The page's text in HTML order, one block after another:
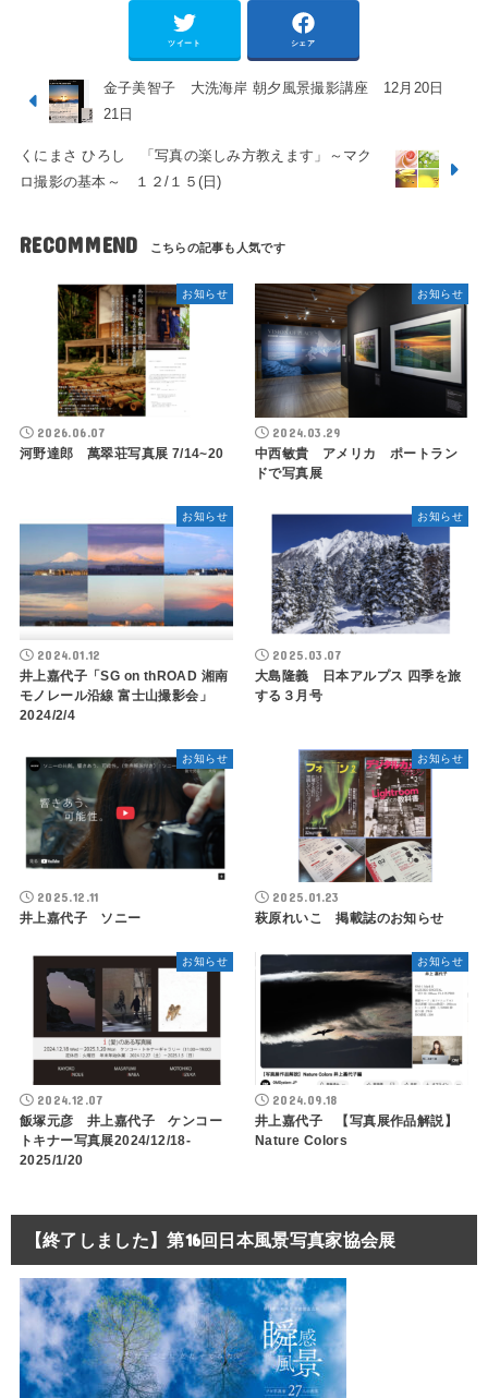
ツイート シェア
金子美智子 大洗海岸 朝夕風景撮影講座 12月20日
21日
くにまさ ひろし 「写真の楽しみ方教えます」～マク
ロ撮影の基本～ １２/１５(日)
RECOMMEND
お知らせ
2026.06.07
河野達郎 萬翠荘写真展 7/14~20
お知らせ
2024.03.29
中西敏貴 アメリカ ポートラン
ドで写真展
お知らせ
2024.01.12
井上嘉代子「SG on thROAD 湘南
モノレール沿線 富士山撮影会」
2024/2/4
お知らせ
2025.03.07
大島隆義 日本アルプス 四季を旅
する３月号
お知らせ
2025.12.11
井上嘉代子 ソニー
お知らせ
2025.01.23
萩原れいこ 掲載誌のお知らせ
お知らせ
2024.12.07
飯塚元彦 井上嘉代子 ケンコー
トキナー写真展2024/12/18-
2025/1/20
お知らせ
2024.09.18
井上嘉代子 【写真展作品解説】
Nature Colors
【終了しました】第16回日本風景写真家協会展